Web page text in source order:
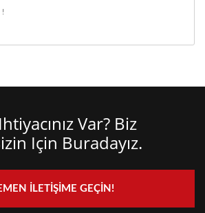
!
Var? Biz
Için Buradayız.
İLETIŞIME GEÇIN!